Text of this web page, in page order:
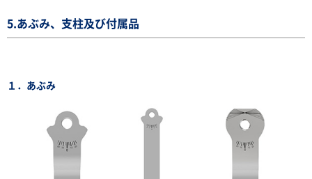
5.あぶみ、支柱及び付属品
１．あぶみ